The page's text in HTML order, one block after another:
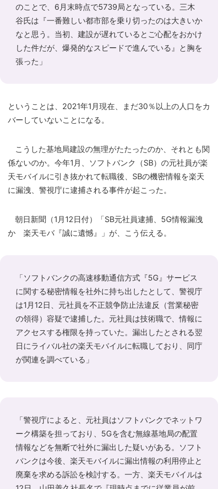
のことで、6月末時点で5739局となっている。三木
谷氏は『一番難しい都市部を乗り切ったのは大きいか
なと思う。当初、建設が遅れているとご心配をおかけ
した件だが、爆発的なスピードで進んでいる』と胸を
張った」
ということは、2021年1月現在、まだ30％以上の人口をカ
バーしていないことになる。
こうした基地局建設の無理がたたったのか、それとも関
係ないのか。今年1月、ソフトバンク（SB）の元社員が楽
天モバイルに引き抜かれて転職後、SBの機密情報を楽天
に漏洩、警視庁に逮捕される事件が起こった。
朝日新聞（1月12日付）「SB元社員逮捕、5G情報漏洩
か 楽天モバ『誠に遺憾』」が、こう伝える。
「ソフトバンクの高速移動通信方式『5G』サービス
に関する秘密情報を社外に持ち出したとして、警視庁
は1月12日、元社員を不正競争防止法違反（営業秘密
の領得）容疑で逮捕した。元社員は技術職で、情報に
アクセスする権限を持っていた。漏出したとされる翌
日にライバル社の楽天モバイルに転職しており、同庁
が関連を調べている」
「警視庁によると、元社員はソフトバンクでネットワ
ーク構築を担っており、5Gを含む無線基地局の配置
情報などを無断で社外に漏出した疑いがある。ソフト
バンクは今後、楽天モバイルに漏出情報の利用停止と
廃棄を求める訴訟を検討する。一方、楽天モバイルは